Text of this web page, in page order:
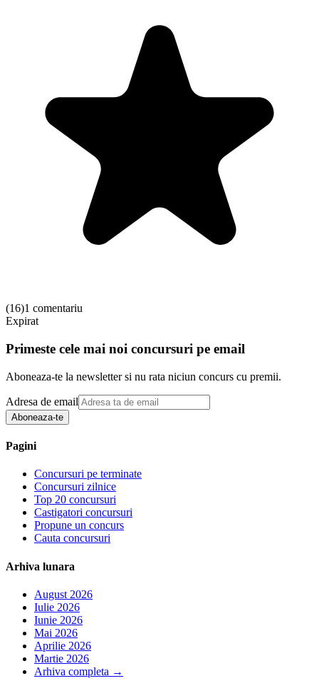
(16)1 comentariu
Expirat
Primeste cele mai noi concursuri pe email
Aboneaza-te la newsletter si nu rata niciun concurs cu premii.
Adresa de email
Aboneaza-te
Pagini
Concursuri pe terminate
Concursuri zilnice
Top 20 concursuri
Castigatori concursuri
Propune un concurs
Cauta concursuri
Arhiva lunara
August 2026
Iulie 2026
Iunie 2026
Mai 2026
Aprilie 2026
Martie 2026
Arhiva completa →